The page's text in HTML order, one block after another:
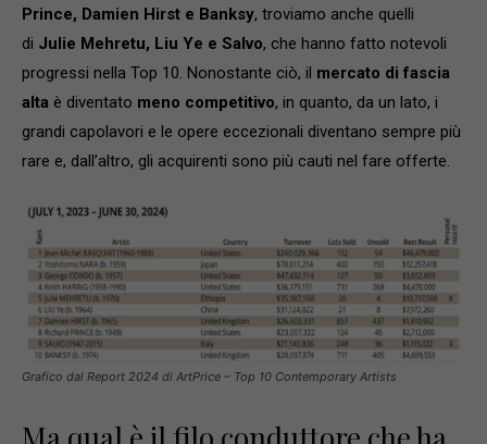
Prince, Damien Hirst e Banksy, troviamo anche quelli
di Julie Mehretu, Liu Ye e Salvo, che hanno fatto notevoli
progressi nella Top 10. Nonostante ciò, il mercato di fascia
alta è diventato meno competitivo, in quanto, da un lato, i
grandi capolavori e le opere eccezionali diventano sempre più
rare e, dall’altro, gli acquirenti sono più cauti nel fare offerte.
Grafico dal Report 2024 di ArtPrice – Top 10 Contemporary Artists